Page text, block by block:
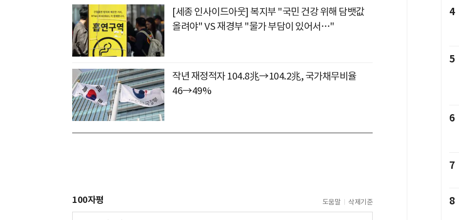
[세종 인사이드아웃] 복지부 "국민 건강 위해 담뱃값
올려야" VS 재경부 "물가 부담이 있어서…"
작년 재정적자 104.8兆→104.2兆, 국가채무비율
46→49%
100자평 도움말 삭제기준
4
5
6
7
8